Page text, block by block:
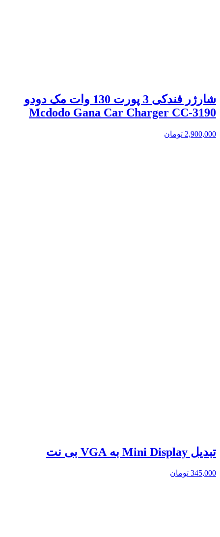
شارژر فندکی 3 پورت 130 وات مک دودو
Mcdodo Gana Car Charger CC-3190
2,900,000 تومان
تبدیل Mini Display به VGA بی نت
345,000 تومان